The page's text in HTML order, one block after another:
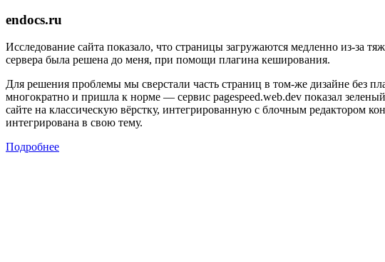
endocs.ru
Исследование сайта показало, что страницы загружаются медленно из-за
сервера была решена до меня, при помощи плагина кеширования.
Для решения проблемы мы сверстали часть страниц в том-же дизайне без
многократно и пришла к норме — сервис pagespeed.web.dev показал
сайте на классическую вёрстку, интегрированную с блочным редактором
интегрирована в свою тему.
Подробнее